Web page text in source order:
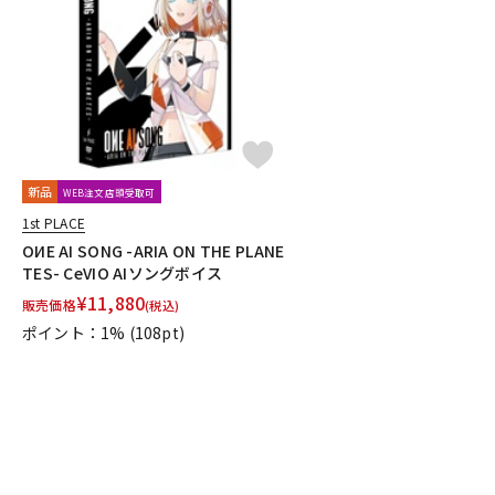
DJ機器
中古
新品 WEB注文店頭受取可
1st PLACE
OИE AI SONG -ARIA ON THE PLANE
TES- CeVIO AIソングボイス
販売価格¥11,880(税込)
ポイント：1% (108pt)